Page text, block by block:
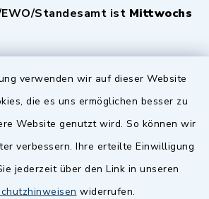
verwenden wir auf dieser Website
die es uns ermöglichen besser zu
Website genutzt wird. So können wir
verbessern. Ihre erteilte Einwilligung
jederzeit über den Link in unseren
widerrufen.
Standesamt ist Mittwochs